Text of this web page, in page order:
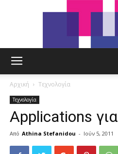
Αρχική Τεχνολογία
Τεχνολογία
Applications
Από Athina Stefanidou - Ιούν 5, 2011